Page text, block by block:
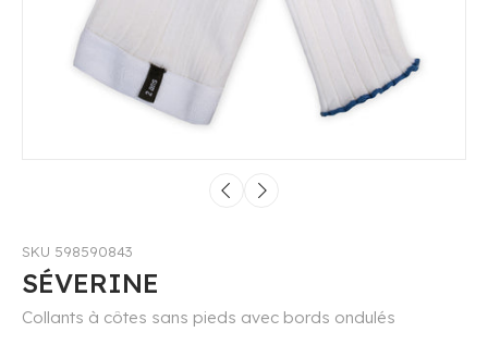
SKU 598590843
SÉVERINE
Collants à côtes sans pieds avec bords ondulés